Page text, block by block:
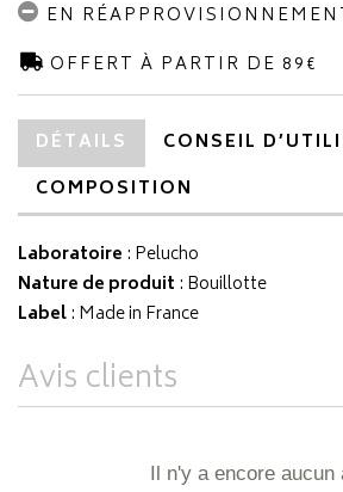
EN
OFFERT À PARTIR DE 89€
DÉTAILS
CONSEIL
COMPOSITION
Laboratoire : Pelucho
Nature de produit : Bouillotte
Label: Made in France
Avis clients
Il n'y a encore aucun